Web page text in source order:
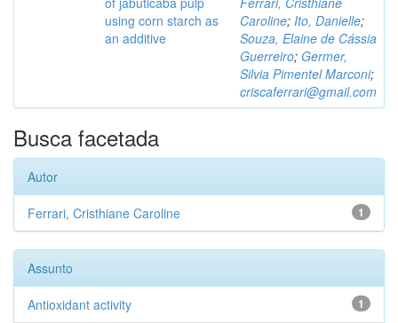
using corn starch as
an additive
Caroline; Ito, Danielle;
Souza, Elaine de Cássia
Guerreiro; Germer,
Silvia Pimentel Marconi;
criscaferrari@gmail.com
Busca facetada
Autor
1
Ferrari, Cristhiane Caroline
Assunto
1
Antioxidant activity